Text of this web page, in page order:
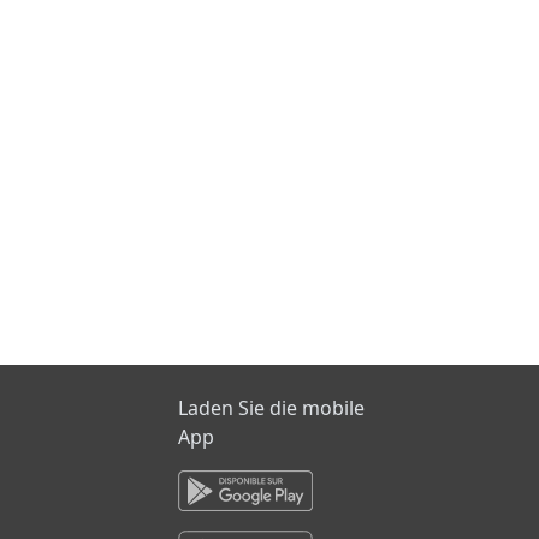
Laden Sie die mobile
App